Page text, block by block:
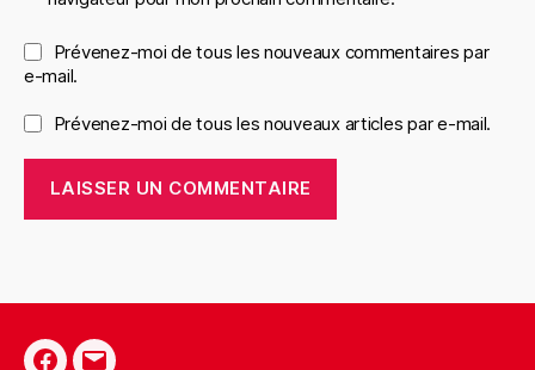
Prévenez-moi de tous les nouveaux commentaires par
e-mail.
Prévenez-moi de tous les nouveaux articles par e-mail.